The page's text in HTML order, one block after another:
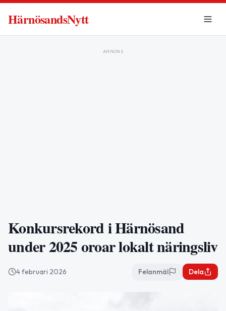
HärnösandsNytt
ANNONS
Konkursrekord i Härnösand
under 2025 oroar lokalt näringsliv
4 februari 2026 Felanmäl Dela